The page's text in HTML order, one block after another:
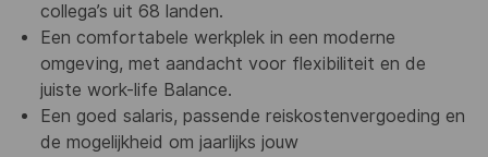
collega’s uit 68 landen.
Een comfortabele werkplek in een moderne
omgeving, met aandacht voor flexibiliteit en de
juiste work-life Balance.
Een goed salaris, passende reiskostenvergoeding en
de mogelijkheid om jaarlijks jouw